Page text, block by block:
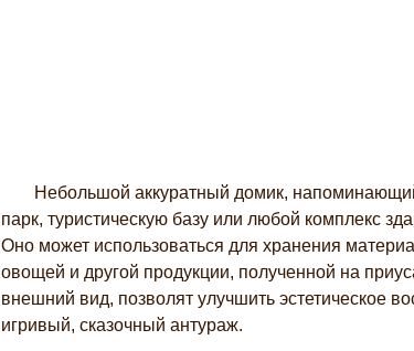
Небольшой аккуратный домик, напоминающий
парк, туристическую базу или любой комплекс
Оно может использоваться для хранения
овощей и другой продукции, полученной на
внешний вид, позволят улучшить эстетическое
игривый, сказочный антураж.